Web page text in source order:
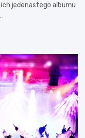
jedenastego albumu